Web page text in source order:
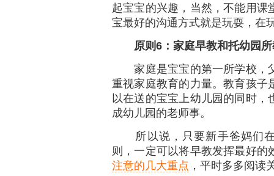
起宝宝的兴趣，当然，不能用课
宝最好的沟通方式就是玩耍，在
原则6 ：家庭早教和托幼园
家庭是宝宝的第一所学校，
重视家庭教育的力量。教育孩子
以在送的宝宝上幼儿园的同时，
成幼儿园的老师事。
所以说，只要新手爸妈们在
则，一定可以将早教发挥最好的
注意的几大重点 ，平时多多阅读